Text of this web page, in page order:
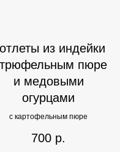
из индейки
пюре
и медовыми
огурцами
с картофельным пюре
700 р.